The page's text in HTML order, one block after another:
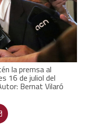
la premsa al
16 de juliol del
Bernat Vilaró